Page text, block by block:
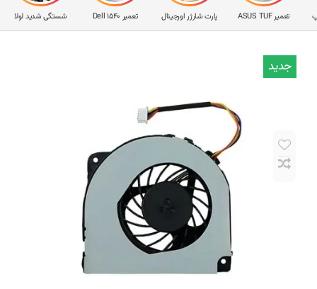
شستگی شدید لولا تعمیر Dell 1540 پارت شارژر اورجینال تعمیر ASUS TUF
جدید